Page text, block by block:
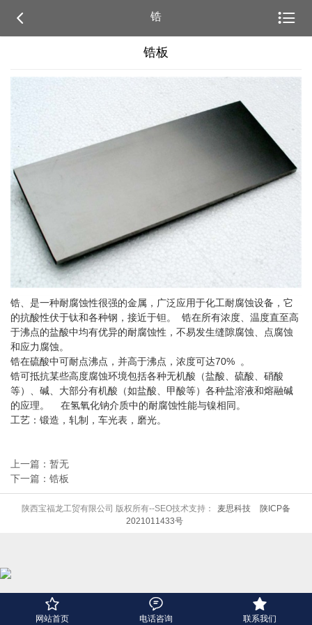
 锆 
锆板
锆、是一种耐腐蚀性很强的金属，广泛应用于化工耐腐蚀设备，它
的抗酸性伏于钛和各种钢，接近于钽。 锆在所有浓度、温度直至高
于沸点的盐酸中均有优异的耐腐蚀性，不易发生缝隙腐蚀、点腐蚀
和应力腐蚀。
锆在硫酸中可耐点沸点，并高于沸点，浓度可达70% 。
锆可抵抗某些高度腐蚀环境包括各种无机酸（盐酸、硫酸、硝酸
等）、碱、大部分有机酸（如盐酸、甲酸等）各种盐溶液和熔融碱
的应理。 在氢氧化钠介质中的耐腐蚀性能与镍相同。
工艺：锻造，轧制，车光表，磨光。
上一篇：暂无
下一篇：锆板
陕西宝福龙工贸有限公司 版权所有--SEO技术支持： 麦思科技
陕ICP备
2021011433号

网站首页

电话咨询

联系我们